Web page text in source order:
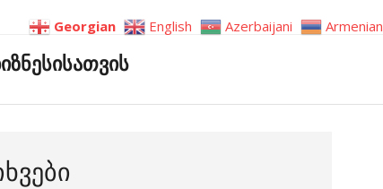
Georgian English Azerbaijani Armenian